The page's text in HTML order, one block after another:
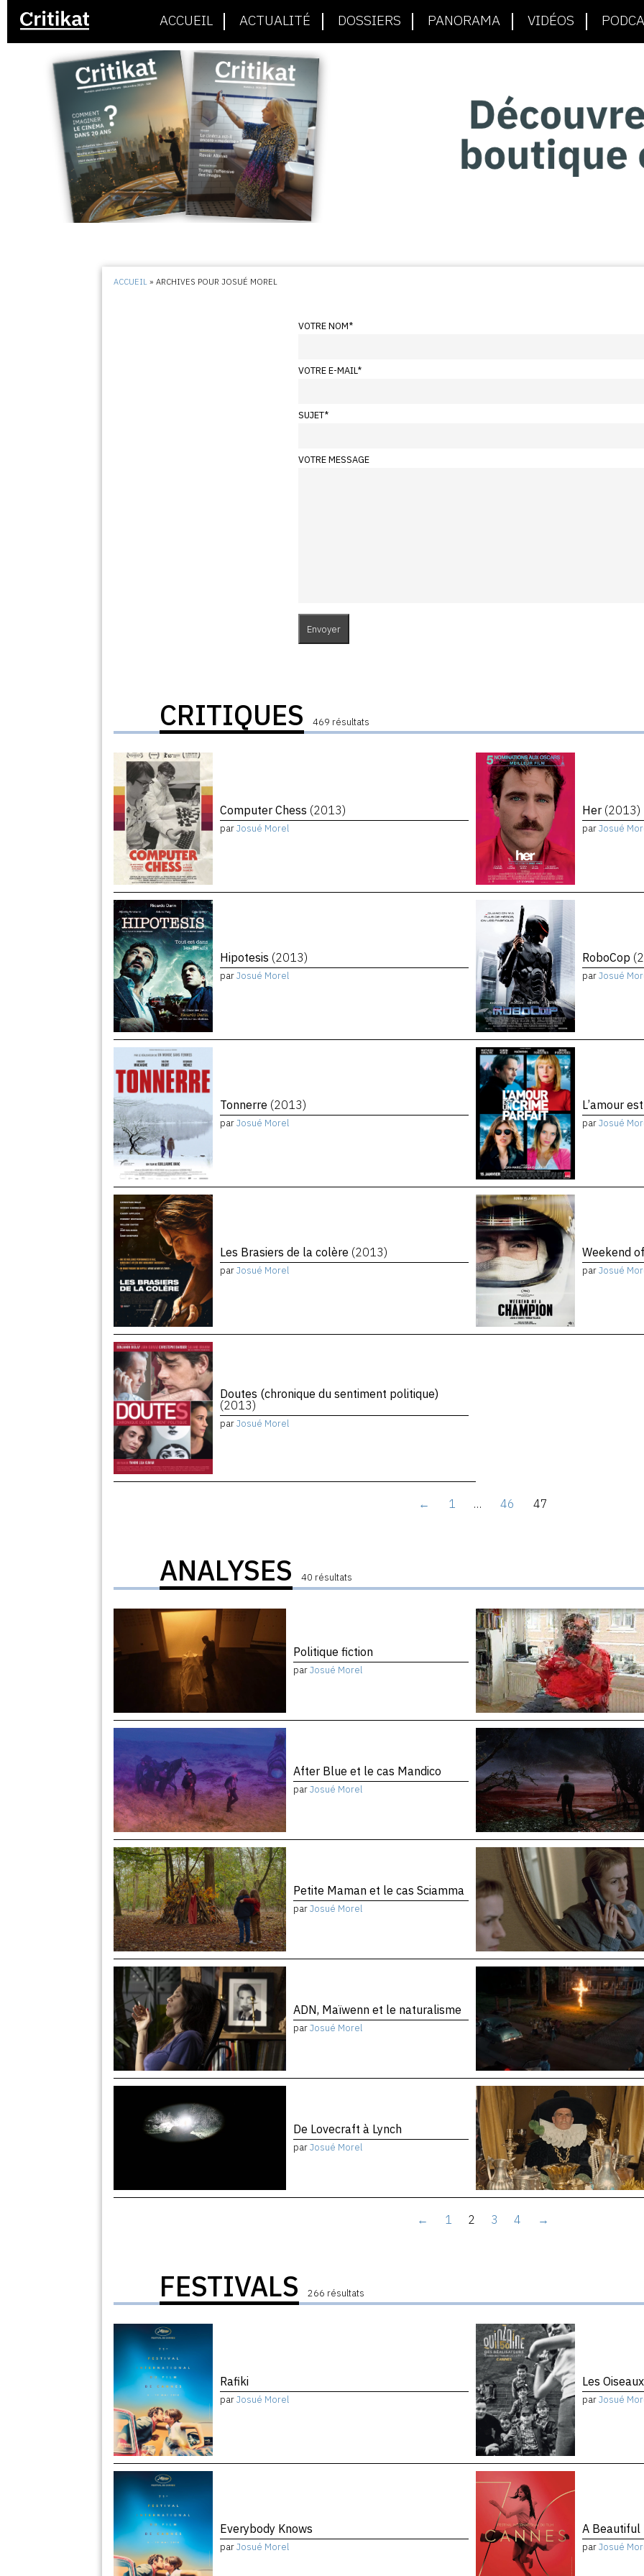
ACCUEIL ACTUALITÉ DOSSIERS PANORAMA VIDÉOS
ACCUEIL »ARCHIVES POUR JOSUÉ MOREL
VOTRE NOM*
VOTRE E-MAIL*
SUJET*
VOTRE MESSAGE
CRITIQUES 469 résultats
Computer Chess (2013)
parJosué Morel
Her (2013)
parJosué
Hipotesis (2013)
parJosué Morel
RoboCop
parJosué
Tonnerre (2013)
parJosué Morel
L’amour
parJosué
Les Brasiers de la colère (2013)
parJosué Morel
Weekend
parJosué
Doutes (chronique du sentiment politique)
(2013)
parJosué Morel
← 1 … 46 47
ANALYSES 40 résultats
Politique fiction
parJosué Morel
After Blue et le cas Mandico
parJosué Morel
Petite Maman et le cas Sciamma
parJosué Morel
ADN, Maïwenn et le naturalisme
parJosué Morel
De Lovecraft à Lynch
parJosué Morel
← 1 2 3 4 →
FESTIVALS 266 résultats
Rafiki
parJosué Morel
Les
parJosué
Everybody Knows
parJosué Morel
A Beautiful
parJosué